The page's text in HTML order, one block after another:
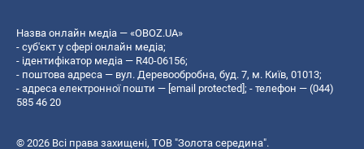
Назва онлайн медіа — «OBOZ.UA»
- суб'єкт у сфері онлайн медіа;
- ідентифікатор медіа — R40-06156;
- поштова адреса — вул. Деревообробна, буд. 7, м. Київ, 01013;
- адреса електронної пошти — [email protected] ; - телефон — (044)
585 46 20
© 2026 Всі права захищені, ТОВ "Золота середина".